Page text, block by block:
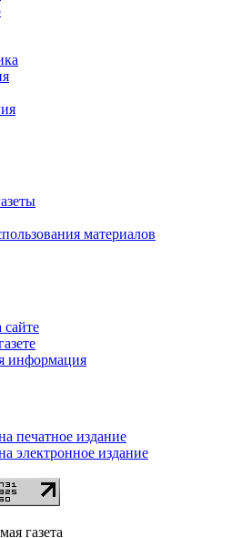
материалов
сайте
информация
печатное издание
электронное издание
газета